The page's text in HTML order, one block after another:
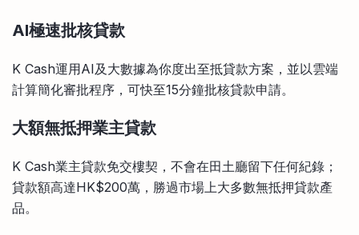
AI極速批核貸款
K Cash運用AI及大數據為你度出至抵貸款方案，並以雲端
計算簡化審批程序，可快至15分鐘批核貸款申請。
大額無抵押業主貸款
K Cash業主貸款免交樓契，不會在田土廳留下任何紀錄；
貸款額高達HK$200萬，勝過市場上大多數無抵押貸款產
品。